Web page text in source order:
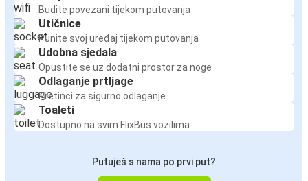
Budite povezani tijekom putovanja
Utičnice
Punite svoj uređaj tijekom putovanja
Udobna sjedala
Opustite se uz dodatni prostor za noge
Odlaganje prtljage
Pretinci za sigurno odlaganje
Toaleti
Dostupno na svim FlixBus vozilima
Putuješ s nama po prvi put?